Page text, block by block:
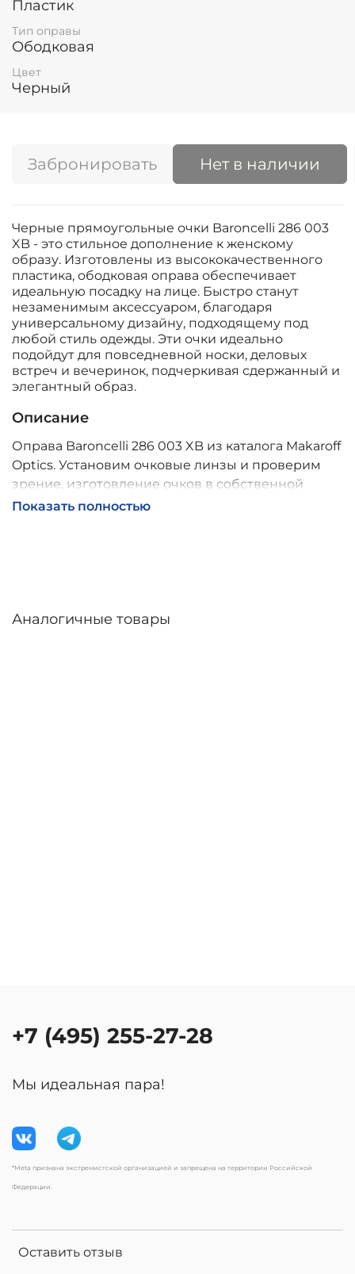
Пластик
Тип оправы
Ободковая
Цвет
Черный
Забронировать Нет в наличии
Черные прямоугольные очки Baroncelli 286 003
XB - это стильное дополнение к женскому
образу. Изготовлены из высококачественного
пластика, ободковая оправа обеспечивает
идеальную посадку на лице. Быстро станут
незаменимым аксессуаром, благодаря
универсальному дизайну, подходящему под
любой стиль одежды. Эти очки идеально
подойдут для повседневной носки, деловых
встреч и вечеринок, подчеркивая сдержанный и
элегантный образ.
Описание
Оправа Baroncelli 286 003 XB из каталога Makaroff
Optics. Установим очковые линзы и проверим
зрение, изготовление очков в собственной
мастерской, обычно 2–5 дней, индивидуальные
Показать полностью
Аналогичные товары
Оставить отзыв
+7 (495) 255-27-28
Мы идеальная пара!
*Meta признана экстремистской организацией и запрещена на территории Российской
Федерации.